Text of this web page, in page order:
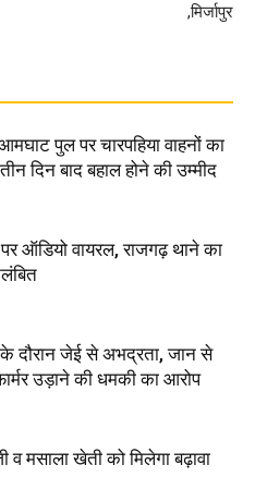
,मिर्जापुर
पुल पर चारपहिया वाहनों का
दिन बाद बहाल होने की उम्मीद
ऑडियो वायरल, राजगढ़ थाने का
दौरान जेई से अभद्रता, जान से
उड़ाने की धमकी का आरोप
व मसाला खेती को मिलेगा बढ़ावा